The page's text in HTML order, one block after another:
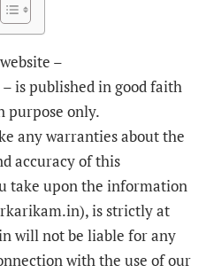
–
is published in good faith
purpose only.
any warranties about the
accuracy of this
take upon the information
is strictly at
will not be liable for any
with the use of our